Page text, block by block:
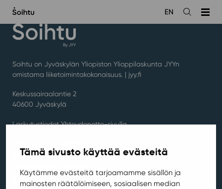
Tämä sivusto käyttää evästeitä
Käytämme evästeitä tarjoamamme sisällön ja
mainosten räätälöimiseen, sosiaalisen median
sisältöön
Avaa
EN
Soihtu on Jyväskylän Yliopiston Ylioppilaskunta JYYn
omistama liiketoimintakokonaisuus. | jyy.fi
Keskussairaalantie 2
40600 Jyväskylä
Laskutustiedot Yhteydenotto-sivulla
Kiinteistöhuolto
Anna palautetta